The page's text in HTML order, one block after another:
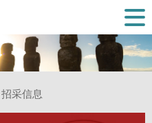
招采信息